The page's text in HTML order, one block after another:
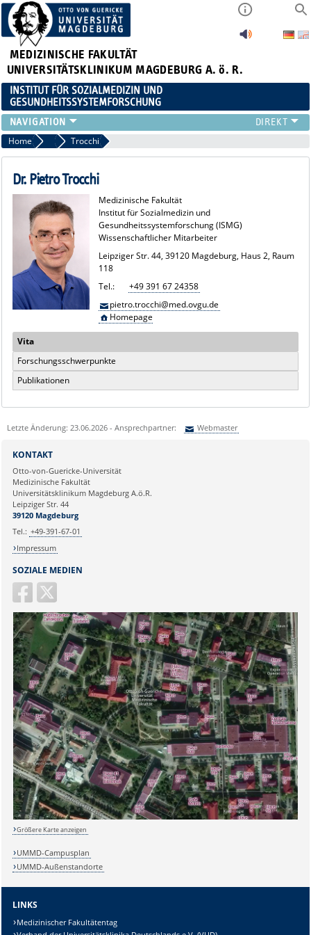
MEDIZINISCHE FAKULTÄT
UNIVERSITÄTSKLINIKUM MAGDEBURG A. ö. R.
INSTITUT FÜR SOZIALMEDIZIN UND
GESUNDHEITSSYSTEMFORSCHUNG
LEHRE
UNSER INSTITUT
TEAM
PUBLIKATIONEN
STELLENANGEBOTE
QUALIFIKATIONSARBEITEN
Home Team Trocchi
Dr. Pietro Trocchi
Medizinische Fakultät
Institut für Sozialmedizin und
Gesundheitssystemforschung (ISMG)
Wissenschaftlicher Mitarbeiter
Leipziger Str. 44, 39120 Magdeburg, Haus 2, Raum
118
Tel.:
+49 391 67 24358
pietro.trocchi@med.ovgu.de
Homepage
Vita
Forschungsschwerpunkte
Publikationen
Letzte Änderung: 23.06.2026 - Ansprechpartner: Webmaster
Ihre E-Mailadresse:
Ihr Anliegen:
Sicherheitsabfrage:
Lösung:
SOZIALE MEDIEN
KONTAKT
Otto-von-Guericke-Universität
Medizinische Fakultät
Universitätsklinikum Magdeburg A.ö.R.
Leipziger Str. 44
39120 Magdeburg
Tel.: +49-391-67-01
Impressum
Größere Karte anzeigen
UMMD-Campusplan
UMMD-Außenstandorte
LINKS
Medizinischer Fakultätentag